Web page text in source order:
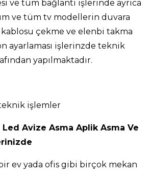
ve tüm bağlantı işlerinde ayrıca
ve tüm tv modellerin duvara
çekme ve elenbi takma
ayarlaması işlerinzde teknik
yapılmaktadır.
işlemler
Avize Asma Aplik Asma Ve
bir ev yada ofis gibi birçok mekan